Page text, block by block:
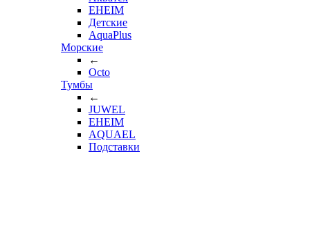
EHEIM
Детские
AquaPlus
Морские
←
Octo
Тумбы
←
JUWEL
EHEIM
AQUAEL
Подставки